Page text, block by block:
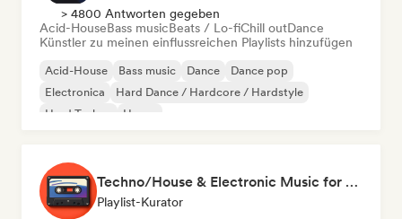
> 4800 Antworten gegeben
Acid-HouseBass musicBeats / Lo-fiChill outDance
Künstler zu meinen einflussreichen Playlists hinzufügen
Acid-House Bass music Dance
Dance pop
Electronica
Hard Dance / Hardcore / Hardstyle
Hard Techno
House
Techno/House & Electronic Music for Svea Playlists
Playlist-Kurator